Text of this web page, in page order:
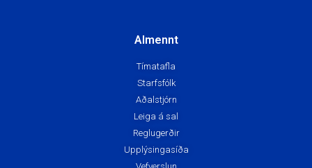
Almennt
Tímatafla
Starfsfólk
Aðalstjórn
Leiga á sal
Reglugerðir
Upplýsingasíða
Vefverslun